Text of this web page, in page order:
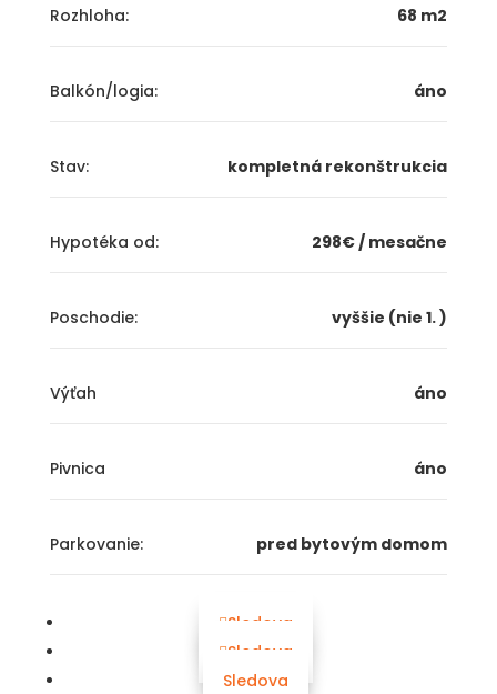
Rozhloha: 68 m2
Balkón/logia: áno
Stav: kompletná rekonštrukcia
Hypotéka od: 298€ / mesačne
Poschodie: vyššie (nie 1. )
Výťah áno
Pivnica áno
Parkovanie: pred bytovým domom
Sledova
Sledova
Sledova